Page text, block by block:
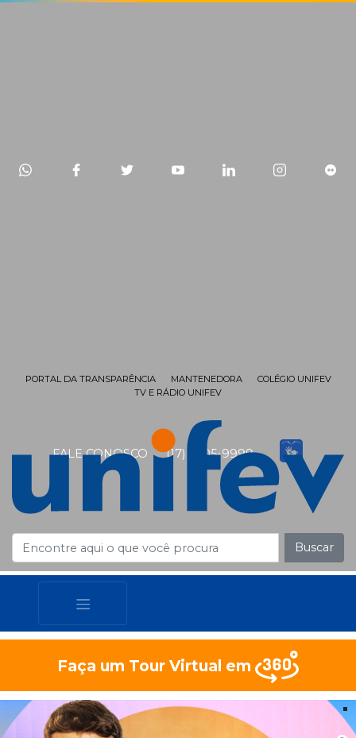
FALE CONOSCO (17) 3405-9999
PORTAL DA TRANSPARÊNCIA MANTENEDORA
COLÉGIO UNIFEV
TV E RÁDIO UNIFEV
Buscar
Faça um Tour Virtual em